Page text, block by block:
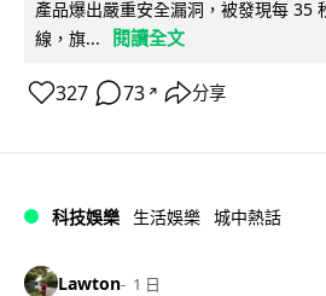
產品爆出嚴重安全漏洞，被發現每 35
線，旗...
閱讀全文
327 73 ↗ 分享
科技娛樂 生活娛樂 城中熱話
Lawton 1 日